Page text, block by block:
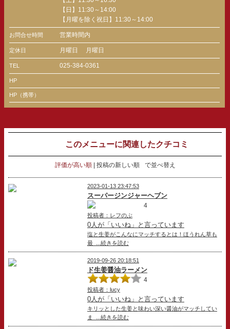
【日】11:30～14:00
【月曜を除く祝日】11:30～14:00
お問合せ時間 営業時間内
定休日 月曜日 月曜日
TEL 025-384-0361
HP
HP（携帯）
このメニューに関連したクチコミ
評価が高い順 投稿の新しい順 で並べ替え
2023-01-13 23:47:53
スーパージンジャーヘブン
4
投稿者：レフのぶ
0人が「いいね」と言っています
塩と生姜がこんなにマッチするとは！ほうれん草も
最 ...続きを読む
2019-09-26 20:18:51
ド生姜醤油ラーメン
4
投稿者：lucy
0人が「いいね」と言っています
キリッとした生姜と味わい深い醤油がマッチしてい
ま ...続きを読む